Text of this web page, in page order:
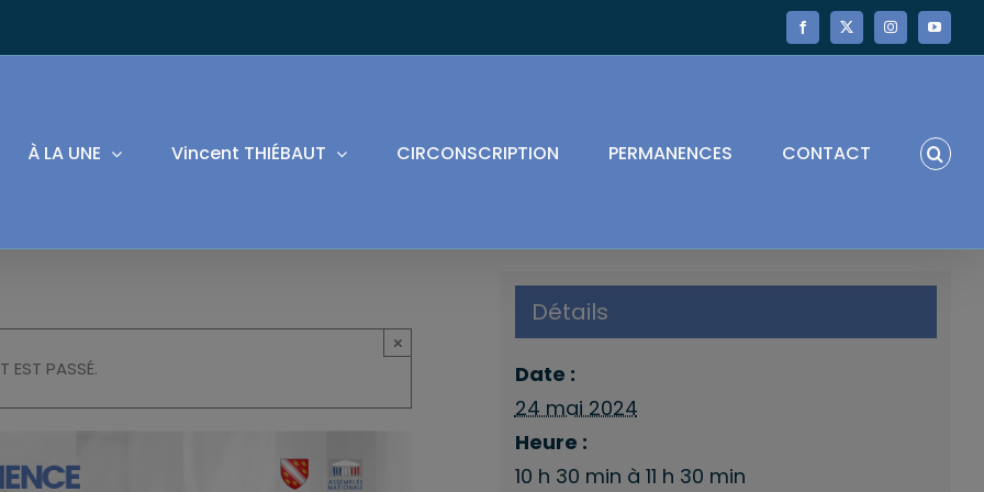
Facebook
X InstagramYouTube
À LA UNE Vincent THIÉBAUT CIRCONSCRIPTION PERMANENCES CONTACT
EST PASSÉ.
×
Détails
Date :
24 mai 2024
Heure :
10 h 30 min à 11 h 30 min